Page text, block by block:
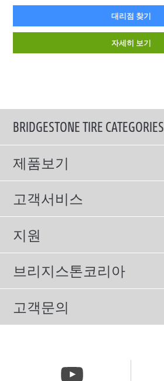
대리점 찾기
자세히 보기
BRIDGESTONE TIRE CATEGORIES
제품보기
모두
스포츠 타이어
컴포트 타이어
친환경 타이어
SUV/RV 타이어
겨울용 타이어
고객서비스
보증서비스
에너지소비효율등급제도
지원
이용약관
개인정보처리방침
브리지스톤코리아
회사소개
올림픽활동
뉴스릴리즈
고객문의